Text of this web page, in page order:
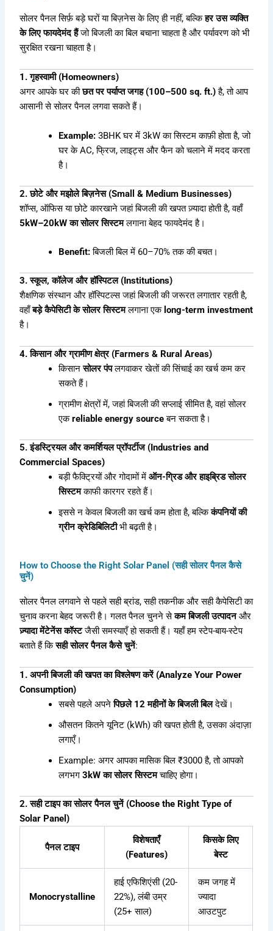
सोलर पैनल सिर्फ़ बड़े घरों या बिज़नेस के लिए ही नहीं, बल्किहर उस व्यक्ति
के लिए फायदेमंद हैंजो बिजली का बिल बचाना चाहता है और पर्यावरण को भी
सुरक्षित रखना चाहता है।
1. गृहस्वामी (Homeowners)
अगर आपके घर कीछत पर पर्याप्त जगह (100–500 sq. ft.)है, तो आप
आसानी से सोलर पैनल लगवा सकते हैं।
Example: 3BHK घर में 3kW का सिस्टम काफ़ी होता है, जो
घर के AC, फ्रिज, लाइट्स और फैन को चलाने में मदद करता
है।
2. छोटे और मझोले बिज़नेस (Small & Medium Businesses)
शॉप्स, ऑफिस या छोटे कारखाने जहां बिजली की खपत ज़्यादा होती है, वहाँ
5kW–20kW का सोलर सिस्टमलगाना बेहद फायदेमंद है।
Benefit:बिजली बिल में 60–70% तक की बचत।
3. स्कूल, कॉलेज और हॉस्पिटल (Institutions)
शैक्षणिक संस्थान और हॉस्पिटल्स जहां बिजली की जरूरत लगातार रहती है,
वहाँबड़े कैपेसिटी के सोलर सिस्टमलगाना एक long-term investment
है।
4. किसान और ग्रामीण क्षेत्र (Farmers & Rural Areas)
किसानसोलर पंपलगवाकर खेतों की सिंचाई का खर्च कम कर
सकते हैं।
ग्रामीण क्षेत्रों में, जहां बिजली की सप्लाई सीमित है, वहां सोलर
एकreliable energy sourceबन सकता है।
5. इंडस्ट्रियल और कमर्शियल प्रॉपर्टीज (Industries and
Commercial Spaces)
बड़ी फैक्ट्रियों और गोदामों मेंऑन-ग्रिड और हाइब्रिड सोलर
सिस्टमकाफी कारगर रहते हैं।
इससे न केवल बिजली का खर्च कम होता है, बल्किकंपनियों की
ग्रीन क्रेडिबिलिटीभी बढ़ती है।
How to Choose the Right Solar Panel (सही सोलर पैनल कैसे
चुनें)
सोलर पैनल लगवाने से पहले सही ब्रांड, सही तकनीक और सही कैपेसिटी का
चुनाव करना बेहद जरूरी है। गलत पैनल चुनने सेकम बिजली उत्पादनऔर
ज़्यादा मेंटेनेंस कॉस्टजैसी समस्याएँ हो सकती हैं। यहाँ हम स्टेप-बाय-स्टेप
बताते हैं किसही सोलर पैनल कैसे चुनें:
1. अपनी बिजली की खपत का विश्लेषण करें (Analyze Your Power
Consumption)
सबसे पहले अपनेपिछले 12 महीनों के बिजली बिलदेखें।
औसतन कितने यूनिट (kWh) की खपत होती है, उसका अंदाज़ा
लगाएँ।
Example: अगर आपका मासिक बिल ₹3000 है, तो आपको
लगभग3kW का सोलर सिस्टमचाहिए होगा।
2. सही टाइप का सोलर पैनल चुनें (Choose the Right Type of
Solar Panel)
पैनल टाइप
विशेषताएँ
(Features)
किसके लिए
बेस्ट
Monocrystalline
हाई एफिशिएंसी (20-
22%), लंबी उम्र
(25+ साल)
कम जगह में
ज्यादा
आउटपुट